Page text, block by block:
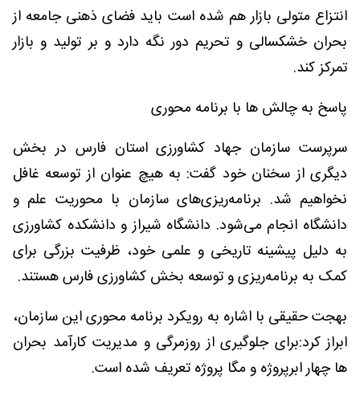
انتزاع متولی بازار هم شده است باید فضای ذهنی جامعه از
بحران خشکسالی و تحریم دور نگه دارد و بر تولید و بازار
تمرکز کند.
پاسخ به چالش ها با برنامه محوری
سرپرست سازمان جهاد کشاورزی استان فارس در بخش
دیگری از سخنان خود گفت: به هیچ عنوان از توسعه غافل
نخواهیم شد. برنامه‌ریزی‌های سازمان با محوریت علم و
دانشگاه انجام می‌شود. دانشگاه شیراز و دانشکده کشاورزی
به دلیل پیشینه تاریخی و علمی خود، ظرفیت بزرگی برای
کمک به برنامه‌ریزی و توسعه بخش کشاورزی فارس هستند.
بهجت حقیقی با اشاره به رویکرد برنامه محوری این سازمان،
ابراز کرد:برای جلوگیری از روزمرگی و مدیریت کارآمد بحران
ها چهار ابرپروژه و مگا پروژه تعریف شده است.